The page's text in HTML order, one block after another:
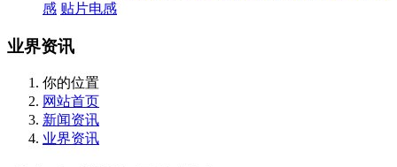
感 贴片电感
业界资讯
你的位置
网站首页
新闻资讯
业界资讯